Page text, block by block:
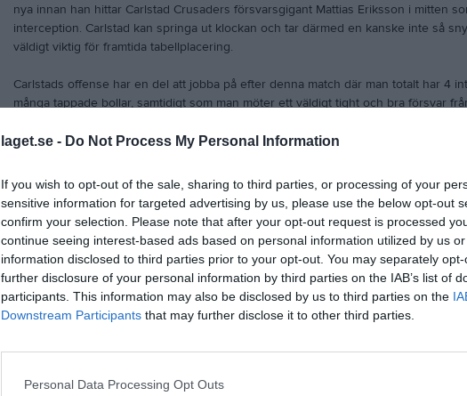
laget.se - Do Not Process My Personal Information
If you wish to opt-out of the sale, sharing to third parties, or processing of your
sensitive information for targeted advertising by us, please use the below opt-out
confirm your selection. Please note that after your opt-out request is processed
continue seeing interest-based ads based on personal information utilized by us
information disclosed to third parties prior to your opt-out. You may separately
further disclosure of your personal information by third parties on the IAB’s list of
participants. This information may also be disclosed by us to third parties on the
Downstream Participants that may further disclose it to other third parties.
Personal Data Processing Opt Outs
nya innan han hittar Carlstad Crusaders försvarsgigant Mattias Eriksson i mitten
interception. Carlstad kan springa ut klockan och tar därmed en kanske inte så
väldigt viktig för framtida tabellplacering.
Carlstads offense har en del att jobba på efter denna match där man totalt har 4
många tappade bollar, samtidigt som man möter ett väldigt tight och bra försvar
Försvaret i Carlstad spelar på en väldigt hög nivå och får ner tempot på Tyresö’s
Carlstad’s special teams sätter laget i bra lägen på planen, med bra sparkar, bra
mycket fina returer.
Näst match för Carlstad är välgörenhetsmatchen lördag 27 april hemma på Sola
Vikings kl 17:00
Matchens MVP
Carlstad: Mattias Eriksson
Poänggörare